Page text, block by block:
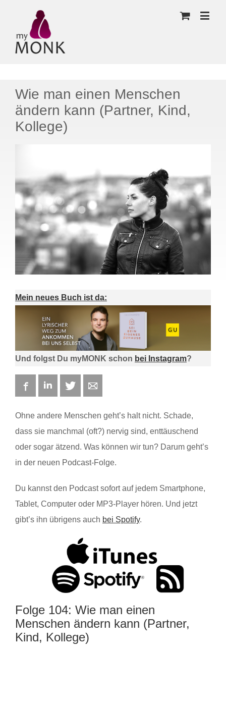
Wie man einen Menschen
ändern kann (Partner, Kind,
Kollege)
Mein neues Buch ist da:
Und folgst Du myMONK schon bei Instagram?
FacebookLinkedIn Twitter
Ohne andere Menschen geht’s halt nicht. Schade,
dass sie manchmal (oft?) nervig sind, enttäuschend
oder sogar ätzend. Was können wir tun? Darum geht’s
in der neuen Podcast-Folge.
Du kannst den Podcast sofort auf jedem Smartphone,
Tablet, Computer oder MP3-Player hören. Und jetzt
gibt’s ihn übrigens auch bei Spotify.
Folge 104: Wie man einen
Menschen ändern kann (Partner,
Kind, Kollege)